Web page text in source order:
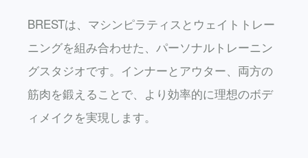
BRESTは、マシンピラティスとウェイトトレー
ニングを組み合わせた、パーソナルトレーニン
グスタジオです。インナーとアウター、両方の
筋肉を鍛えることで、より効率的に理想のボデ
ィメイクを実現します。